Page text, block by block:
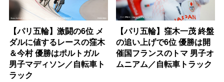
【パリ五輪】激闘の6位 メ
ダルに値するレースの窪木
＆今村 優勝はポルトガル
男子マディソン／自転車ト
ラック
【パリ五輪】窪木一茂 終盤
の追い上げで6位 優勝は開
催国フランスのトマ 男子オ
ムニアム／自転車トラック